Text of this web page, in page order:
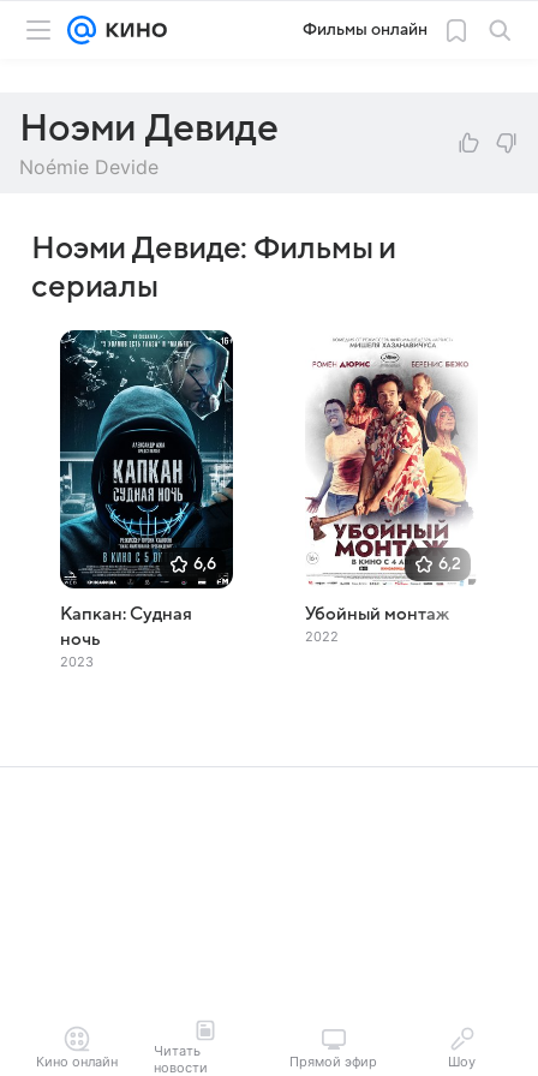
Фильмы онлайн
Ноэми Девиде
Noémie Devide
Ноэми Девиде: Фильмы и
сериалы
6,6
Капкан: Судная
ночь
2023
6,2
Убойный монтаж
2022
Кино онлайн
Читать
новости
Прямой эфир Шоу